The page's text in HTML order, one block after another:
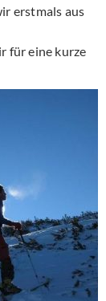
erstmals aus
für eine kurze